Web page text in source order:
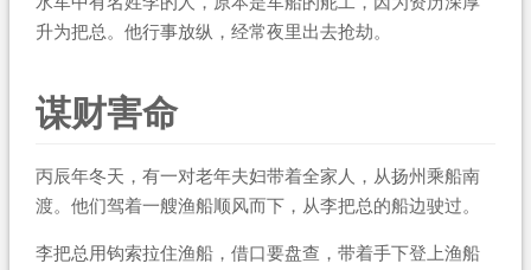
升为把总。他行事放纵，经常夜里出去抢劫。
谋财害命
丙辰年冬天，有一对老年夫妇带着全家人，从扬州乘船南
渡。他们驾着一艘渔船顺风而下，从李把总的船边驶过。
李把总用钩索拉住渔船，借口要盘查，带着手下登上渔船